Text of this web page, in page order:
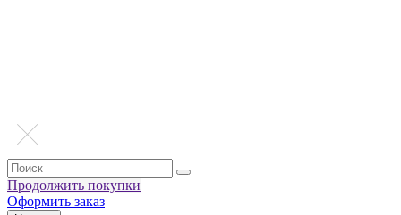
Продолжить покупки
Оформить заказ